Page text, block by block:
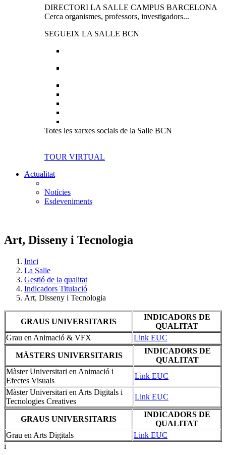
DIRECTORI LA SALLE CAMPUS BARCELONA
Cerca organismes, professors, investigadors...
SEGUEIX LA SALLE BCN
Totes les xarxes socials de la Salle BCN
TOUR VIRTUAL
Actualitat
Notícies
Esdeveniments
Art, Disseny i Tecnologia
Inici
La Salle
Gestió de la qualitat
Indicadors Titulació
Art, Disseny i Tecnologia
GRAUS UNIVERSITARIS
INDICADORS DE
QUALITAT
Grau en Animació & VFX
Link EUC
MÀSTERS UNIVERSITARIS
INDICADORS DE
QUALITAT
Màster Universitari en Animació i
Efectes Visuals
Link EUC
Màster Universitari en Arts Digitals i
Tecnologies Creatives
Link EUC
GRAUS UNIVERSITARIS
INDICADORS DE
QUALITAT
Grau en Arts Digitals
Link EUC
i